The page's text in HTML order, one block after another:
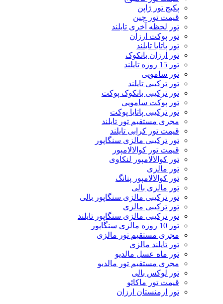
پکیج تور ژاپن
قیمت تور چین
تور لحظه آخری تایلند
تور پوکت ارزان
تور پاتايا تايلند
تور ارزان بانکوک
تور 15 روزه تایلند
تور سامویی
تور ترکیبی تایلند
تور ترکیبی بانکوک پوکت
تور پوکت سامویی
تور ترکیبی پاتایا پوکت
مجری مستقیم تور تایلند
قیمت تور کرابی تایلند
تور ترکیبی مالزی سنگاپور
قیمت تور کوالالامپور
تور کوالالامپور لنکاوی
تور مالزی
تور کوالالامپور پنانگ
تور مالزی بالی
تور ترکیبی مالزی سنگاپور بالی
تور ترکیبی مالزی
تور ترکیبی مالزی سنگاپور تایلند
تور 10 روزه مالزی سنگاپور
مجری مستقیم تور مالزی
تور تایلند مالزی
تور ماه عسل مالدیو
مجری مستقیم تور مالدیو
تور لوکس بالی
قیمت تور ماکائو
تور ارمنستان ارزان